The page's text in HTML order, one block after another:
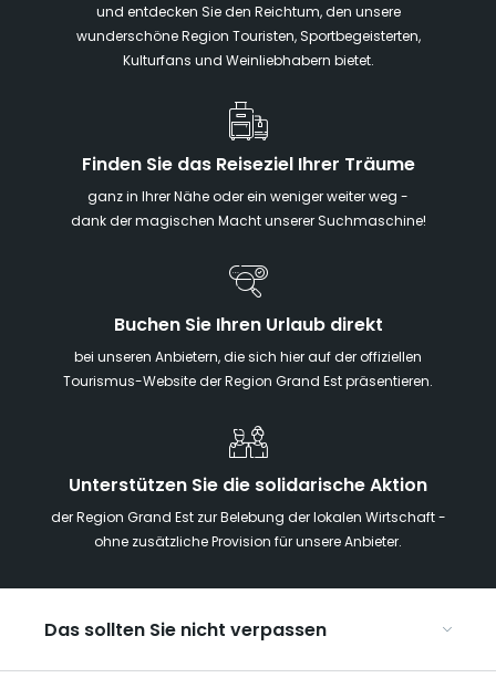
und entdecken Sie den Reichtum, den unsere
wunderschöne Region Touristen, Sportbegeisterten,
Kulturfans und Weinliebhabern bietet.
Finden Sie das Reiseziel Ihrer Träume
ganz in Ihrer Nähe oder ein weniger weiter weg -
dank der magischen Macht unserer Suchmaschine!
Buchen Sie Ihren Urlaub direkt
bei unseren Anbietern, die sich hier auf der offiziellen
Tourismus-Website der Region Grand Est präsentieren.
Unterstützen Sie die solidarische Aktion
der Region Grand Est zur Belebung der lokalen Wirtschaft -
ohne zusätzliche Provision für unsere Anbieter.
Das sollten Sie nicht verpassen